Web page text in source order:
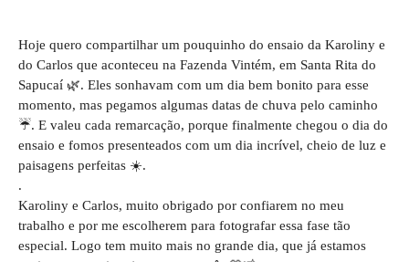
Hoje quero compartilhar um pouquinho do ensaio da Karoliny e
do Carlos que aconteceu na Fazenda Vintém, em Santa Rita do
Sapucaí 🌿. Eles sonhavam com um dia bem bonito para esse
momento, mas pegamos algumas datas de chuva pelo caminho
☔. E valeu cada remarcação, porque finalmente chegou o dia do
ensaio e fomos presenteados com um dia incrível, cheio de luz e
paisagens perfeitas ☀️.
.
Karoliny e Carlos, muito obrigado por confiarem no meu
trabalho e por me escolherem para fotografar essa fase tão
especial. Logo tem muito mais no grande dia, que já estamos